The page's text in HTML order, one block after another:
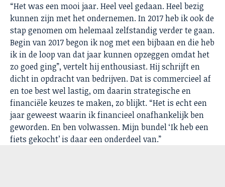
“Het was een mooi jaar. Heel veel gedaan. Heel bezig
kunnen zijn met het ondernemen. In 2017 heb ik ook de
stap genomen om helemaal zelfstandig verder te gaan.
Begin van 2017 begon ik nog met een bijbaan en die heb
ik in de loop van dat jaar kunnen opzeggen omdat het
zo goed ging”, vertelt hij enthousiast. Hij schrijft en
dicht in opdracht van bedrijven. Dat is commercieel af
en toe best wel lastig, om daarin strategische en
financiële keuzes te maken, zo blijkt. “Het is echt een
jaar geweest waarin ik financieel onafhankelijk ben
geworden. En ben volwassen. Mijn bundel ‘Ik heb een
fiets gekocht’ is daar een onderdeel van.”